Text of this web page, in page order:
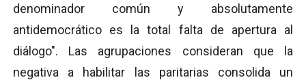
denominador común y absolutamente
antidemocrático es la total falta de apertura al
diálogo". Las agrupaciones consideran que la
negativa a habilitar las paritarias consolida un